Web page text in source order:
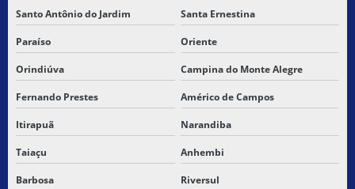
Santo Antônio do Jardim Santa Ernestina
Paraíso Oriente
Orindiúva Campina do Monte Alegre
Fernando Prestes Américo de Campos
Itirapuã Narandiba
Taiaçu Anhembi
Barbosa Riversul